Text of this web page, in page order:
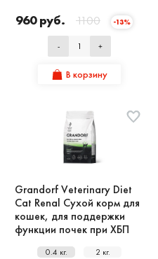
960 руб. 1100 -13%
- +
В корзину
Grandorf Veterinary Diet
Cat Renal Сухой корм для
кошек, для поддержки
функции почек при ХБП
0.4 кг. 2 кг.